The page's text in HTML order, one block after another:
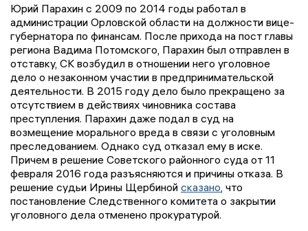
Юрий Парахин с 2009 по 2014 годы работал в
администрации Орловской области на должности вице-
губернатора по финансам. После прихода на пост главы
региона Вадима Потомского, Парахин был отправлен в
отставку, СК возбудил в отношении него уголовное
дело о незаконном участии в предпринимательской
деятельности. В 2015 году дело было прекращено за
отсутствием в действиях чиновника состава
преступления. Парахин даже подал в суд на
возмещение морального вреда в связи с уголовным
преследованием. Однако суд отказал ему в иске.
Причем в решение Советского районного суда от 11
февраля 2016 года разъясняются и причины отказа. В
решение судьи Ирины Щербиной сказано , что
постановление Следственного комитета о закрытии
уголовного дела отменено прокуратурой.